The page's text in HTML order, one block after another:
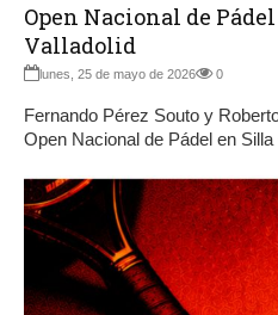
Open Nacional de
Valladolid
lunes, 25 de mayo de 2026 0
Fernando Pérez Souto y
Open Nacional de Pádel en